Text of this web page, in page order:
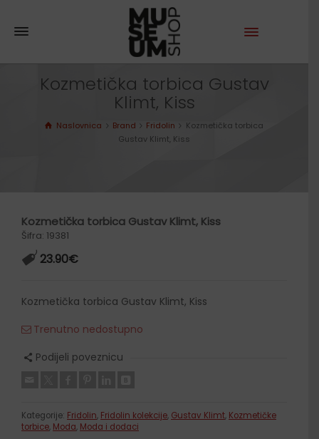
Kozmetička torbica Gustav
Klimt, Kiss
Naslovnica Brand Fridolin
Kozmetička torbica
Gustav Klimt, Kiss
Kozmetička torbica Gustav Klimt, Kiss
Šifra: 19381
23.90€
Kozmetička torbica Gustav Klimt, Kiss
Trenutno nedostupno
Podijeli poveznicu
Kategorije: Fridolin, Fridolin kolekcije, Gustav Klimt, Kozmetičke
torbice, Moda, Moda i dodaci